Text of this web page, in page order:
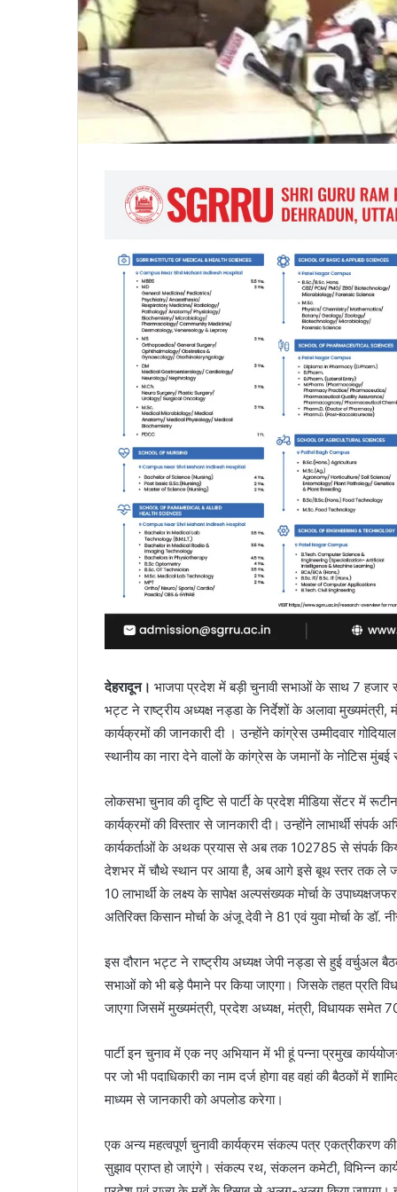
देहरादून। भाजपा प्रदेश में बड़ी चुनावी सभाओं के साथ 7
भट्ट ने राष्ट्रीय अध्यक्ष नड्डा के निर्देशों के अलावा मुख्यमंत्री,
कार्यक्रमों की जानकारी दी । उन्होंने कांग्रेस उम्मीदवार
स्थानीय का नारा देने वालों के कांग्रेस के जमानों के नोटिस
लोकसभा चुनाव की दृष्टि से पार्टी के प्रदेश मीडिया सेंटर में
कार्यक्रमों की विस्तार से जानकारी दी। उन्होंने लाभार्थी
कार्यकर्ताओं के अथक प्रयास से अब तक 102785 से संपर्क
देशभर में चौथे स्थान पर आया है, अब आगे इसे बूथ स्तर तक ले जाते
10 लाभार्थी के लक्ष्य के सापेक्ष अल्पसंख्यक मोर्चा के
अतिरिक्त किसान मोर्चा के अंजू देवी ने 81 एवं युवा मोर्चा के डॉ.
इस दौरान भट्ट ने राष्ट्रीय अध्यक्ष जेपी नड्डा से हुई वर्चुअल
सभाओं को भी बड़े पैमाने पर किया जाएगा। जिसके तहत
जाएगा जिसमें मुख्यमंत्री, प्रदेश अध्यक्ष, मंत्री, विधायक समेत
पार्टी इन चुनाव में एक नए अभियान में भी हूं पन्ना प्रमुख
पर जो भी पदाधिकारी का नाम दर्ज होगा वह वहां की बैठकों में
माध्यम से जानकारी को अपलोड करेगा।
एक अन्य महत्वपूर्ण चुनावी कार्यक्रम संकल्प पत्र एकत्रीकरण
सुझाव प्राप्त हो जाएंगे। संकल्प रथ, संकलन कमेटी, विभिन्न